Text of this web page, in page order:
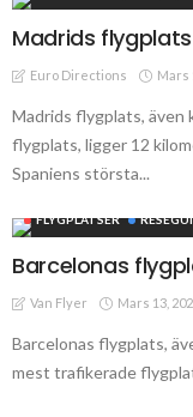
Madrids flygplats
Euro Directions Mars
Madrids flygplats, även
flygplats, ligger 12
Spaniens största...
FLYGPLATSER
Barcelonas
Van Flyer Mars 13,
Barcelonas flygplats,
mest trafikerade